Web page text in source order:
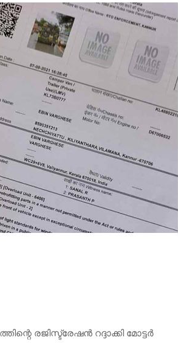
രജിസ്ട്രേഷന്‍ റദ്ദാക്കി മോട്ടര്‍